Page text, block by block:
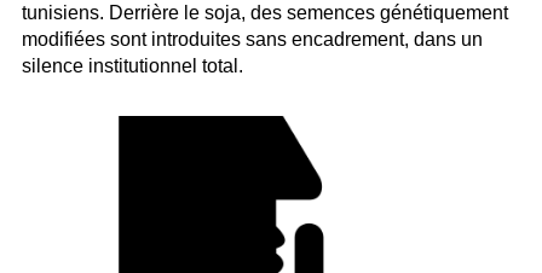
tunisiens. Derrière le soja, des semences génétiquement
modifiées sont introduites sans encadrement, dans un
silence institutionnel total.